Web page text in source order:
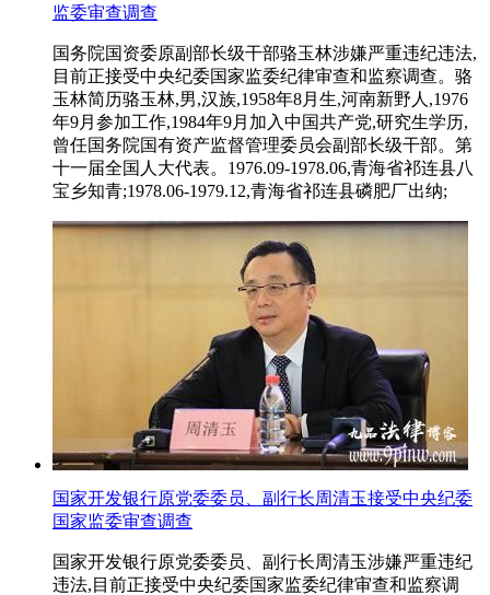
监委审查调查
国务院国资委原副部长级干部骆玉林涉嫌严重违纪违法,
目前正接受中央纪委国家监委纪律审查和监察调查。骆
玉林简历骆玉林,男,汉族,1958年8月生,河南新野人,1976
年9月参加工作,1984年9月加入中国共产党,研究生学历,
曾任国务院国有资产监督管理委员会副部长级干部。第
十一届全国人大代表。1976.09-1978.06,青海省祁连县八
宝乡知青;1978.06-1979.12,青海省祁连县磷肥厂出纳;
国家开发银行原党委委员、副行长周清玉接受中央纪委
国家监委审查调查
国家开发银行原党委委员、副行长周清玉涉嫌严重违纪
违法,目前正接受中央纪委国家监委纪律审查和监察调